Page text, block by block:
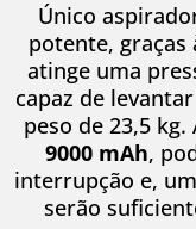
Único
potente, graças
atinge uma
capaz de
peso de 23,5
9000 mAh,
interrupção e,
serão